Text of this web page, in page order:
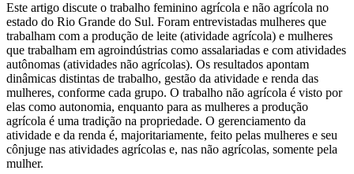
Este artigo discute o trabalho feminino agrícola e não agrícola no
estado do Rio Grande do Sul. Foram entrevistadas mulheres que
trabalham com a produção de leite (atividade agrícola) e mulheres
que trabalham em agroindústrias como assalariadas e com atividades
autônomas (atividades não agrícolas). Os resultados apontam
dinâmicas distintas de trabalho, gestão da atividade e renda das
mulheres, conforme cada grupo. O trabalho não agrícola é visto por
elas como autonomia, enquanto para as mulheres a produção
agrícola é uma tradição na propriedade. O gerenciamento da
atividade e da renda é, majoritariamente, feito pelas mulheres e seu
cônjuge nas atividades agrícolas e, nas não agrícolas, somente pela
mulher.